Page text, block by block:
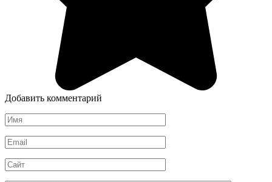
Добавить комментарий
Имя
*
Email
*
Сайт